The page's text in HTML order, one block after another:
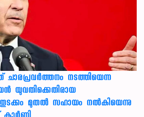
നടത്തിയെന്ന
യുവതിക്കെതിരായ
മുതല്‍ സഹായം നല്‍കിയെന്നു